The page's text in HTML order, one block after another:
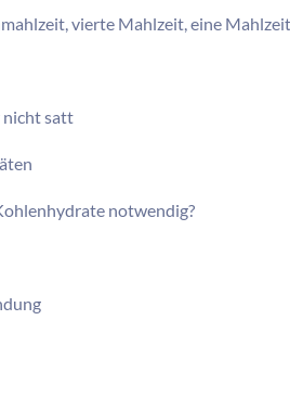
vierte Mahlzeit, eine
nicht satt
notwendig?